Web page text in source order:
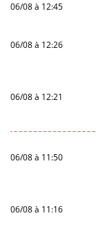
06/08 à 12:45
06/08 à 12:26
06/08 à 12:21
06/08 à 11:50
06/08 à 11:16